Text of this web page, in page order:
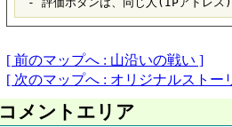
[ 前のマップへ : 山沿いの戦い ]
[ 次のマップへ : オリジナルスト
コメントエリア